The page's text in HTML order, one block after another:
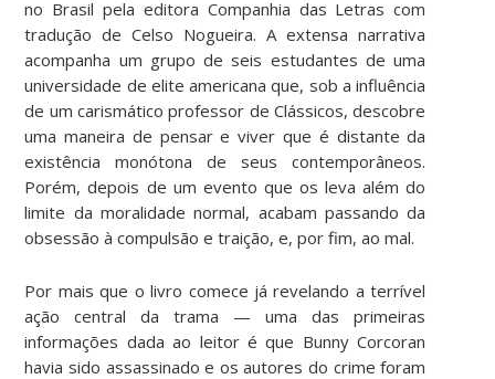
no Brasil pela editora Companhia das Letras com
tradução de Celso Nogueira. A extensa narrativa
acompanha um grupo de seis estudantes de uma
universidade de elite americana que, sob a influência
de um carismático professor de Clássicos, descobre
uma maneira de pensar e viver que é distante da
existência monótona de seus contemporâneos.
Porém, depois de um evento que os leva além do
limite da moralidade normal, acabam passando da
obsessão à compulsão e traição, e, por fim, ao mal.
Por mais que o livro comece já revelando a terrível
ação central da trama — uma das primeiras
informações dada ao leitor é que Bunny Corcoran
havia sido assassinado e os autores do crime foram